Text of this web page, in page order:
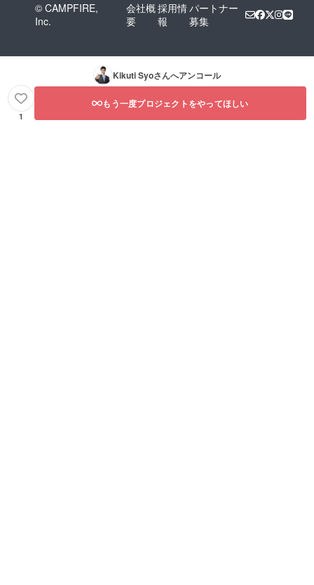
© CAMPFIRE,
Inc.
会社概
要
採用情
報
パートナー
募集
Kikuti Syoさんへアンコール
1
もう一度プロジェクトをやってほしい